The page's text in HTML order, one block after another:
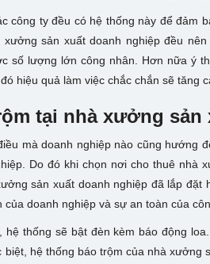
công ty đều có hệ thống này để đảm
xưởng sản xuấtdoanh nghiệpđều nên
số lượng lớn công nhân. Hơn nữa ý
hiệu quả làm việc chắc chắn sẽ tăng
tại nhà xưởng sản
mà doanh nghiệp nào cũng hướng
Do đó khi chọn nơi cho thuê nhà
sản xuất doanh nghiệp đã lắp đặt
doanh nghiệp và sự an toàn của
hệ thống sẽ bật đèn kèm báo động
hệ thống báo trộm của nhà xưởng